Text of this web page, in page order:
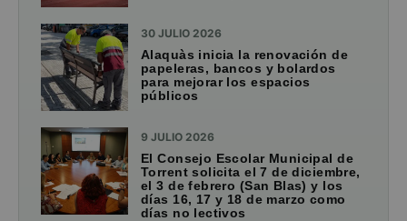
30 JULIO 2026
Alaquàs inicia la renovación de
papeleras, bancos y bolardos
para mejorar los espacios
públicos
9 JULIO 2026
El Consejo Escolar Municipal de
Torrent solicita el 7 de diciembre,
el 3 de febrero (San Blas) y los
días 16, 17 y 18 de marzo como
días no lectivos